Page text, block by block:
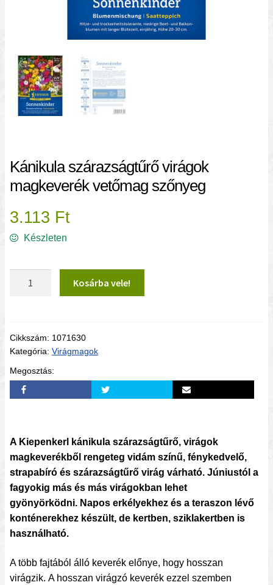
Kánikula szárazságtűrő virágok
magkeverék vetőmag szőnyeg
3.113 Ft
Készleten
Kánikula szárazságtűrő virágok magkeverék vetőmag
Kosárba vele!
Cikkszám: 1071630
Kategória: Virágmagok
Megosztás:
A Kiepenkerl kánikula szárazságtűrő, virágok
magkeverékből rengeteg vidám színű, fénykedvelő,
strapabíró és szárazságtűrő virág várható. Júniustól a
fagyokig más és más virágokban lehet
gyönyörködni. Napos erkélyekhez és a teraszon lévő
konténerekhez készült, de kertben, sziklakertben is
használható.
A több fajtából álló keverék előnye, hogy hosszan
virágzik. A hosszan virágzó keverék ezzel szemben